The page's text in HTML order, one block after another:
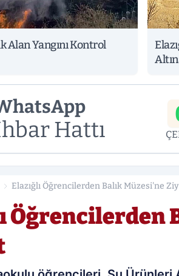
Alan Yangını Kontrol
Hattı
Elazığlı Öğrencilerden Balık Müzesi'ne
Öğrencilerden